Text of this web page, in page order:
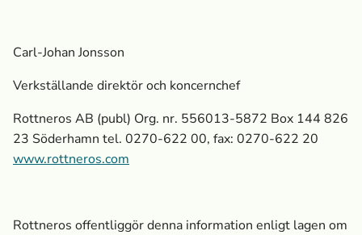
Carl-Johan Jonsson
Verkställande direktör och koncernchef
Rottneros AB (publ) Org. nr. 556013-5872 Box 144 826
23 Söderhamn tel. 0270-622 00, fax: 0270-622 20
www.rottneros.com
Rottneros offentliggör denna information enligt lagen om